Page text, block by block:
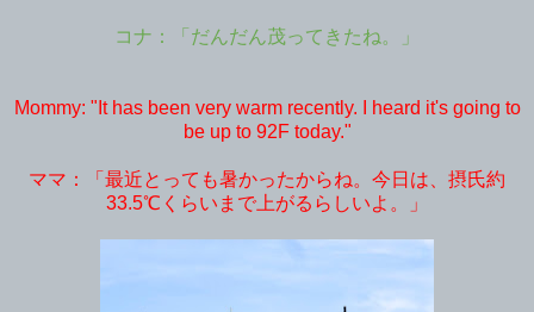
コナ：「だんだん茂ってきたね。」
Mommy: "It has been very warm recently. I heard it's going to
be up to 92F today."
ママ：「最近とっても暑かったからね。今日は、摂氏約
33.5℃くらいまで上がるらしいよ。」